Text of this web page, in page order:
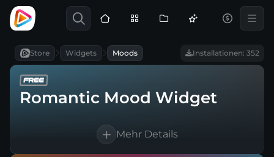
Store Widgets Moods Installationen: 352
Romantic Mood Widget
Mehr Details